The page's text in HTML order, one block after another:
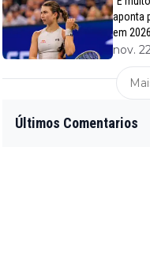
aponta
em 2026
nov.
Últimos Comentarios